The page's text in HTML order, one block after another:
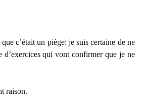
c’était un piège: je suis certaine de ne
d’exercices qui vont confirmer que je ne
raison.